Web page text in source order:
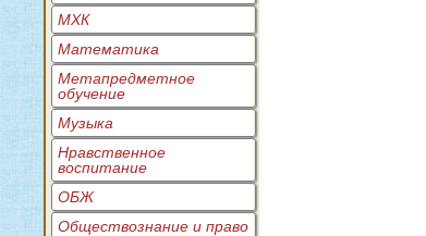
МХК
Математика
Метапредметное
обучение
Музыка
Нравственное
воспитание
ОБЖ
Обществознание и право